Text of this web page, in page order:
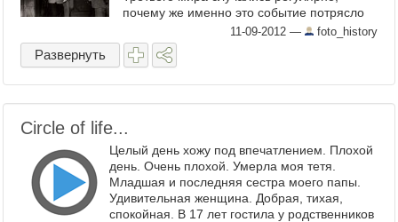
почему же именно это событие потрясло
11-09-2012 — foto_history
Развернуть
Circle of life...
Целый день хожу под впечатлением. Плохой
день. Очень плохой. Умерла моя тетя.
Младшая и последняя сестра моего папы.
Удивительная женщина. Добрая, тихая,
спокойная. В 17 лет гостила у родственников